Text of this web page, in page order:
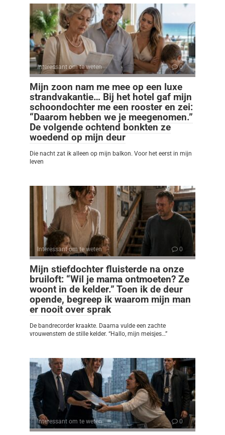
Interessant om te weten 0
Mijn zoon nam me mee op een luxe
strandvakantie… Bij het hotel gaf mijn
schoondochter me een rooster en zei:
“Daarom hebben we je meegenomen.”
De volgende ochtend bonkten ze
woedend op mijn deur
Die nacht zat ik alleen op mijn balkon. Voor het eerst in mijn
leven
Interessant om te weten 0
Mijn stiefdochter fluisterde na onze
bruiloft: “Wil je mama ontmoeten? Ze
woont in de kelder.” Toen ik de deur
opende, begreep ik waarom mijn man
er nooit over sprak
De bandrecorder kraakte. Daarna vulde een zachte
vrouwenstem de stille kelder. “Hallo, mijn meisjes…”
Interessant om te weten 0